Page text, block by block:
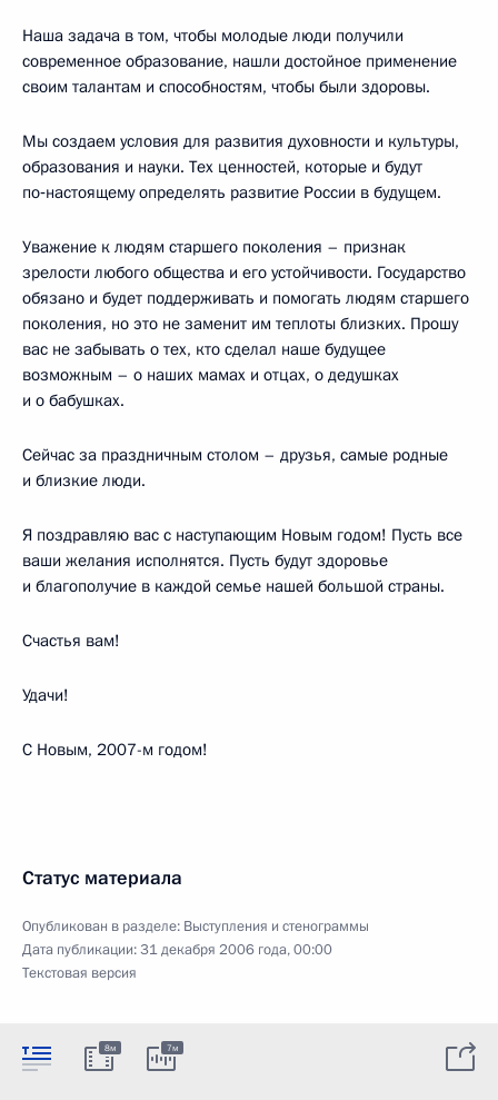
Наша задача в том, чтобы молодые люди получили
современное образование, нашли достойное применение
своим талантам и способностям, чтобы были здоровы.
Мы создаем условия для развития духовности и культуры,
образования и науки. Тех ценностей, которые и будут
по‑настоящему определять развитие России в будущем.
Уважение к людям старшего поколения – признак
зрелости любого общества и его устойчивости. Государство
обязано и будет поддерживать и помогать людям старшего
поколения, но это не заменит им теплоты близких. Прошу
вас не забывать о тех, кто сделал наше будущее
возможным – о наших мамах и отцах, о дедушках
и о бабушках.
Сейчас за праздничным столом – друзья, самые родные
и близкие люди.
Я поздравляю вас с наступающим Новым годом! Пусть все
ваши желания исполнятся. Пусть будут здоровье
и благополучие в каждой семье нашей большой страны.
Счастья вам!
Удачи!
С Новым, 2007-м годом!
Статус материала
Опубликован в разделе: Выступления и стенограммы
Дата публикации:31 декабря 2006 года, 00:00
Текстовая версия
8м 7м